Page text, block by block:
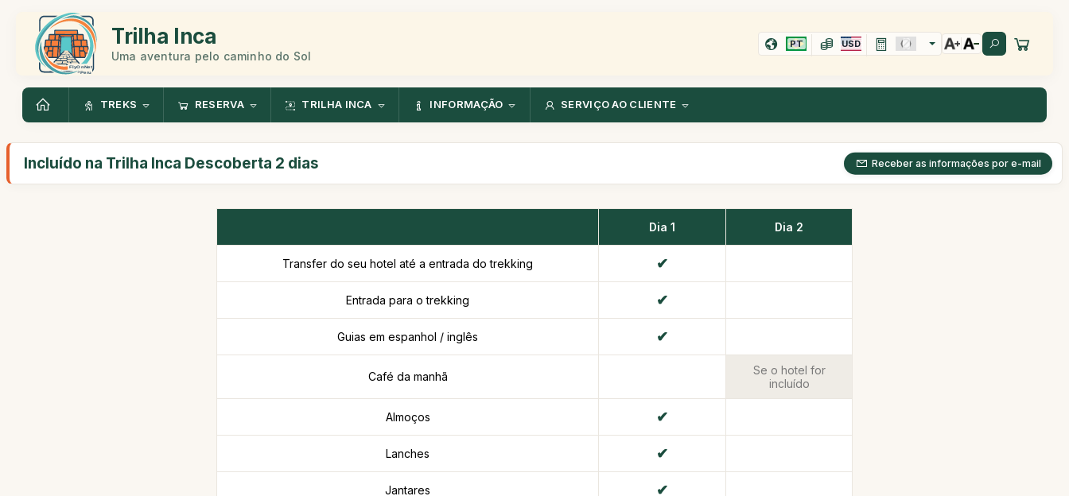
Trilha Inca
Uma aventura pelo caminho do Sol
PT USD
TREKS RESERVA TRILHA INCA INFORMAÇÃO SERVIÇO AO CLIENTE
Incluído na Trilha Inca Descoberta 2 dias Receber as informações por e-mail
Dia 1 Dia 2
Transfer do seu hotel até a entrada do trekking
Entrada para o trekking
Guias em espanhol / inglês
Café da manhã
Se o hotel for
incluído
Almoços
Lanches
Jantares